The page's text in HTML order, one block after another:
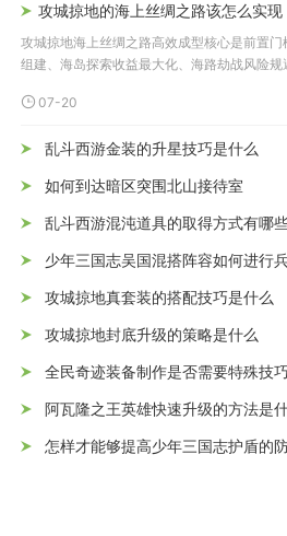
攻城掠地的海上丝绸之路该怎么实现
攻城掠地海上丝绸之路高效成型核心是前置
组建、海岛探索收益最大化、海路劫战风险规
07-20
乱斗西游金装的升星技巧是什么
如何到达暗区突围北山接待室
乱斗西游混沌道具的取得方式有哪
攻城掠地真套装的搭配技巧是什么
攻城掠地封底升级的策略是什么
全民奇迹装备制作是否需要特殊技
阿瓦隆之王英雄快速升级的方法是